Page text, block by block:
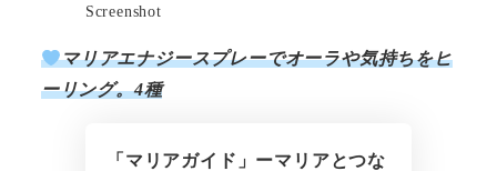
Screenshot
マリアエナジースプレーでオーラや気持ちをヒ
ーリング。4種
「マリアガイド」ーマリアとつな